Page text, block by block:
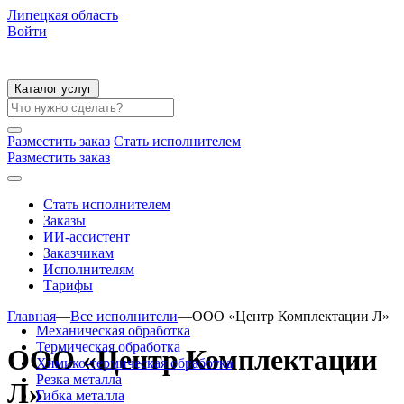
Липецкая область
Войти
Каталог услуг
Разместить заказ Стать исполнителем
Разместить заказ
Стать исполнителем
Заказы
ИИ-ассистент
Заказчикам
Исполнителям
Тарифы
Механическая обработка
Термическая обработка
Химико-термическая обработка
Резка металла
Гибка металла
Главная—Все исполнители—ООО «Центр Комплектации Л»
ООО «Центр Комплектации
Л»